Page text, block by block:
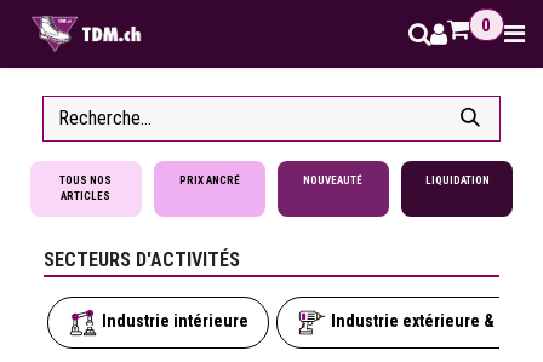
0
TOUS NOS
ARTICLES
PRIX ANCRÉ NOUVEAUTÉ LIQUIDATION
SECTEURS D'ACTIVITÉS
Industrie intérieure Industrie extérieure &